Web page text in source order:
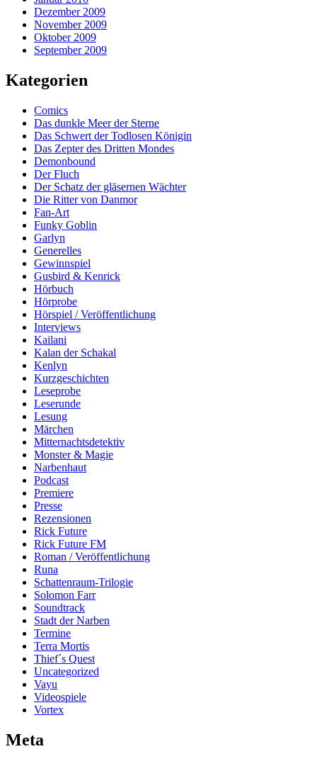
Dezember 2009
November 2009
Oktober 2009
September 2009
Kategorien
Comics
Das dunkle Meer der Sterne
Das Schwert der Todlosen Königin
Das Zepter des Dritten Mondes
Demonbound
Der Fluch
Der Schatz der gläsernen Wächter
Die Ritter von Danmor
Fan-Art
Funky Goblin
Garlyn
Generelles
Gewinnspiel
Gusbird & Kenrick
Hörbuch
Hörprobe
Hörspiel / Veröffentlichung
Interviews
Kailani
Kalan der Schakal
Kenlyn
Kurzgeschichten
Leseprobe
Leserunde
Lesung
Märchen
Mitternachtsdetektiv
Monster & Magie
Narbenhaut
Podcast
Premiere
Presse
Rezensionen
Rick Future
Rick Future FM
Roman / Veröffentlichung
Runa
Schattenraum-Trilogie
Solomon Farr
Soundtrack
Stadt der Narben
Termine
Terra Mortis
Thief´s Quest
Uncategorized
Vayu
Videospiele
Vortex
Meta